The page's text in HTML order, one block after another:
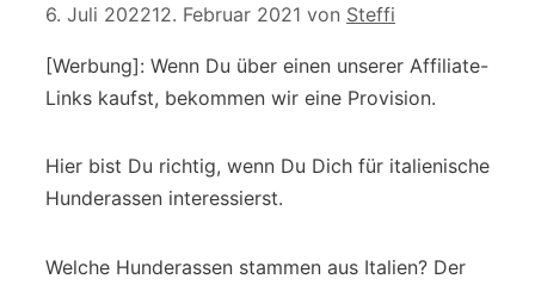
6. Juli 202212. Februar 2021 von Steffi
[Werbung]: Wenn Du über einen unserer Affiliate-
Links kaufst, bekommen wir eine Provision.
Hier bist Du richtig, wenn Du Dich für italienische
Hunderassen interessierst.
Welche Hunderassen stammen aus Italien? Der